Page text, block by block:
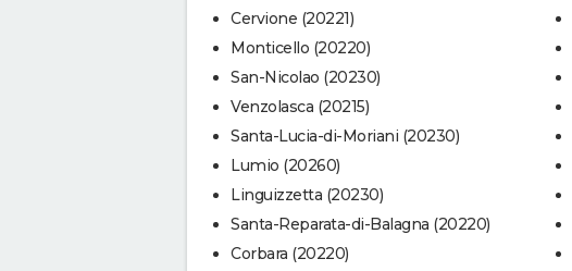
Cervione (20221)
Monticello (20220)
San-Nicolao (20230)
Venzolasca (20215)
Santa-Lucia-di-Moriani (20230)
Lumio (20260)
Linguizzetta (20230)
Santa-Reparata-di-Balagna (20220)
Corbara (20220)